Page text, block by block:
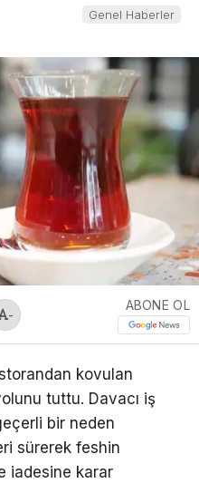
Genel Haberler
-
ABONE OL
kovulan
tuttu. Davacı iş
bir neden
sürerek feshin
iadesine karar